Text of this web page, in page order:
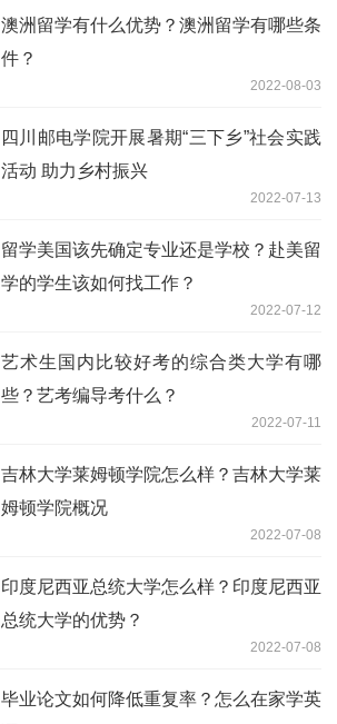
澳洲留学有什么优势？澳洲留学有哪些条
件？
2022-08-03
四川邮电学院开展暑期“三下乡”社会实践
活动 助力乡村振兴
2022-07-13
留学美国该先确定专业还是学校？赴美留
学的学生该如何找工作？
2022-07-12
艺术生国内比较好考的综合类大学有哪
些？艺考编导考什么？
2022-07-11
吉林大学莱姆顿学院怎么样？吉林大学莱
姆顿学院概况
2022-07-08
印度尼西亚总统大学怎么样？印度尼西亚
总统大学的优势？
2022-07-08
毕业论文如何降低重复率？怎么在家学英